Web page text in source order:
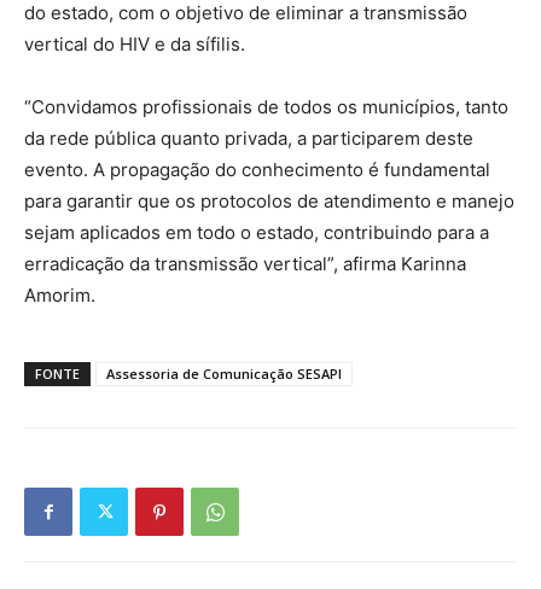
do estado, com o objetivo de eliminar a transmissão
vertical do HIV e da sífilis.
“Convidamos profissionais de todos os municípios, tanto
da rede pública quanto privada, a participarem deste
evento. A propagação do conhecimento é fundamental
para garantir que os protocolos de atendimento e manejo
sejam aplicados em todo o estado, contribuindo para a
erradicação da transmissão vertical”, afirma Karinna
Amorim.
FONTE Assessoria de Comunicação SESAPI